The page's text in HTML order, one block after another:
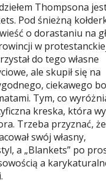
Thompsona
Pod śnieżną
o dorastaniu na
w
do tego własne
ale skupił się na
ciekawego
Tym, co
kreska, która
Trzeba przyznać, że
swój własny,
a „Blankets” po
a